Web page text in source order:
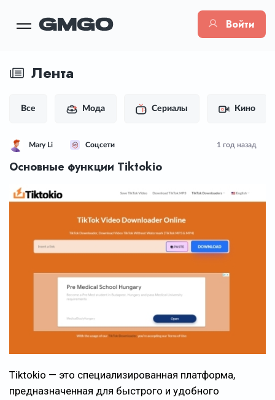
Войти
Лента
Все Мода Сериалы Кино
Mary Li Соцсети 1 год назад
Основные функции Tiktokio
Tiktokio — это специализированная платформа,
предназначенная для быстрого и удобного